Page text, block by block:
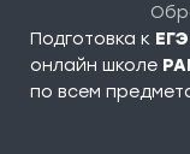
Подготовка к ЕГЭ
онлайн школе
по всем